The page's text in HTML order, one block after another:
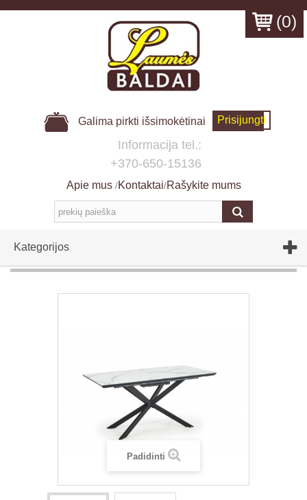
Galima pirkti išsimokėtinai Prisijungti
Informacija tel.:
+370-650-15136
Apie mus /Kontaktai/Rašykite mums
Kategorijos
(0)
Padidinti